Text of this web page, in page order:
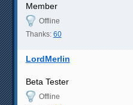
Member
Offline
Thanks: 60
LordMerlin
Beta Tester
Offline